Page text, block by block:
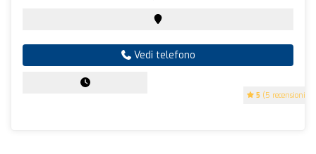
5 (5 recensioni)
Vedi telefono